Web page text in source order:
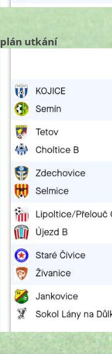
plán utkání